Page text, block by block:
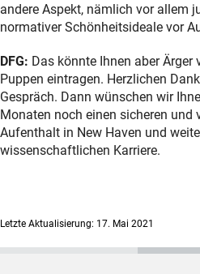
andere Aspekt, nämlich vor allem
normativer Schönheitsideale vor
DFG: Das könnte Ihnen aber Ärger
Puppen eintragen. Herzlichen
Gespräch. Dann wünschen wir
Monaten noch einen sicheren und
Aufenthalt in New Haven und
wissenschaftlichen Karriere.
Letzte Aktualisierung: 17. Mai 2021